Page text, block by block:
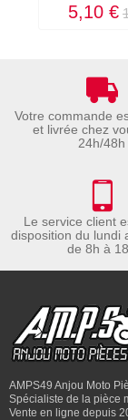
5,10 €
Votre commande
et livrée chez
24h/48h
Le service client
disposition du lundi
de 8h à
AMPS49 Anjou Moto
Spécialiste de la pièce
Vente en ligne depuis